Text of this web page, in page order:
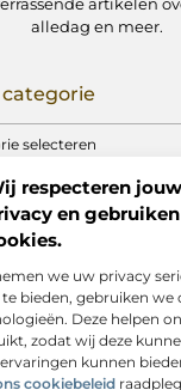
respecteren jouw
en gebruiken
we uw privacy
bieden, gebruiken we
Deze helpen
zodat wij deze
kunnen
cookiebeleid
alledag en meer.
Cookiebeleid
All